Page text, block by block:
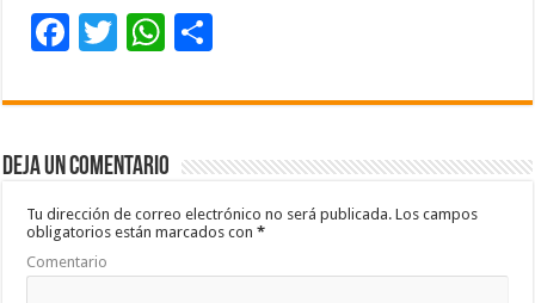
F
e
b
o
o
k
T
tt
er
W
at
sA
p
p
m
ar
ti
Deja un comentario
Tu dirección de correo electrónico no será publicada. Los campos
obligatorios están marcados con*
Comentario